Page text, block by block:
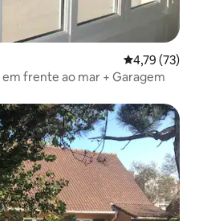
Classificação
4,79 (73)
frente ao mar + Garagem